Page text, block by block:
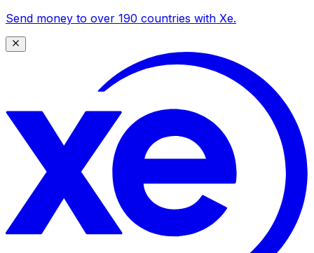
Send money to over 190 countries with Xe.